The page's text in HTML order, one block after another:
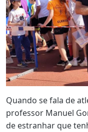
Quando se fala de
professor Manuel
de estranhar que